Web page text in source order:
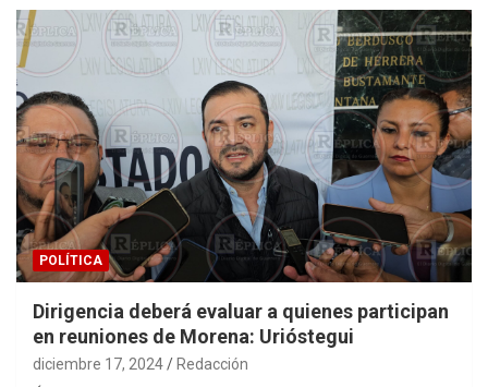
POLÍTICA
Dirigencia deberá evaluar a quienes participan
en reuniones de Morena: Urióstegui
diciembre 17, 2024 Redacción